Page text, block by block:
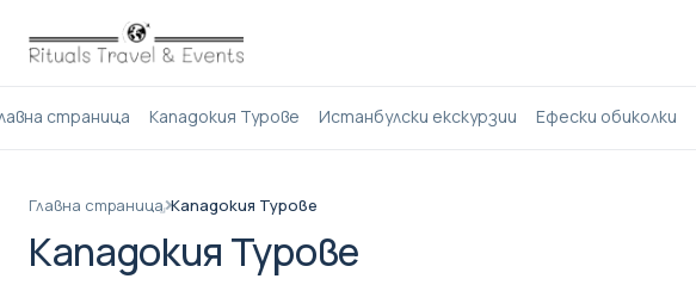
страница Кападокия Турове Истанбулски екскурзии Ефески обиколки
Главна страница Кападокия Турове
Кападокия Турове